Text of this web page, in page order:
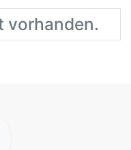
vorhanden.